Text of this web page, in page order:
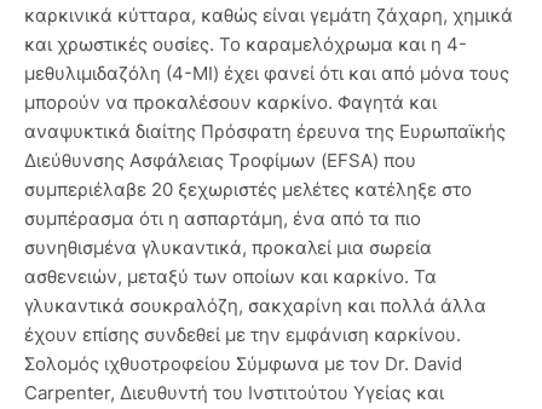
καρκινικά κύτταρα, καθώς είναι γεμάτη ζάχαρη, χημικά
και χρωστικές ουσίες. Το καραμελόχρωμα και η 4-
μεθυλιμιδαζόλη (4-MI) έχει φανεί ότι και από μόνα τους
μπορούν να προκαλέσουν καρκίνο. Φαγητά και
αναψυκτικά διαίτης Πρόσφατη έρευνα της Ευρωπαϊκής
Διεύθυνσης Ασφάλειας Τροφίμων (EFSA) που
συμπεριέλαβε 20 ξεχωριστές μελέτες κατέληξε στο
συμπέρασμα ότι η ασπαρτάμη, ένα από τα πιο
συνηθισμένα γλυκαντικά, προκαλεί μια σωρεία
ασθενειών, μεταξύ των οποίων και καρκίνο. Τα
γλυκαντικά σουκραλόζη, σακχαρίνη και πολλά άλλα
έχουν επίσης συνδεθεί με την εμφάνιση καρκίνου.
Σολομός ιχθυοτροφείου Σύμφωνα με τον Dr. David
Carpenter, Διευθυντή του Ινστιτούτου Υγείας και